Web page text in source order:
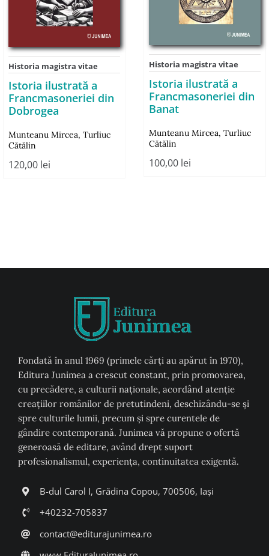
Historia magistra vitae
Istoria ilustrată a
Francmasoneriei din
Dobrogea
Munteanu Mircea,Turliuc
Cătălin
120,00 lei
Historia magistra vitae
Istoria ilustrată a
Francmasoneriei din
Banat
Munteanu Mircea,Turliuc
Cătălin
100,00 lei
Fondată în anul 1969 (primele cărți au apărut în 1970),
Editura Junimea a crescut constant, prin promovarea,
cu precădere, a culturii naţionale, acordând atenţie
creaţiilor românilor de pretutindeni, deschizându-se şi
spre culturile lumii, precum şi spre curentele de
gândire contemporană. Junimea vă propune o ofertă
generoasă de editare, având drept suport
profesionalismul, experiența, continuitatea exigentă.
B-dul Carol I, Grădina Copou, 700506, Iași
+40232-705837
contact@editurajunimea.ro